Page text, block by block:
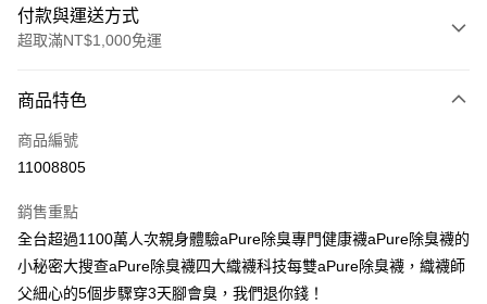
付款與運送方式
超取滿NT$1,000免運
信用卡一次付款
超商取貨付款
Apple Pay
悠遊付
商品特色
商品編號
11008805
銷售重點
全台超過1100萬人次親身體驗aPure除臭專門健康襪aPure除臭襪的
小秘密大搜查aPure除臭襪四大織襪科技每雙aPure除臭襪，織襪師
父細心的5個步驟穿3天腳會臭，我們退你錢！